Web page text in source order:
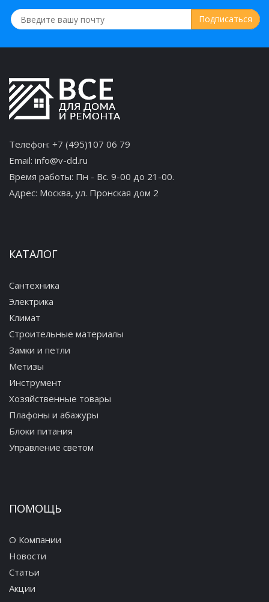
Телефон: +7 (495)107 06 79
Email: info@v-dd.ru
Время работы: Пн - Вс. 9-00 до 21-00.
Адрес: Москва, ул. Пронская дом 2
КАТАЛОГ
Сантехника
Электрика
Климат
Строительные материалы
Замки и петли
Метизы
Инструмент
Хозяйственные товары
Плафоны и абажуры
Блоки питания
Управление светом
ПОМОЩЬ
О Компании
Новости
Статьи
Акции